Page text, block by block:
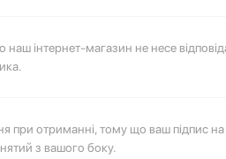
інтернет-магазин не несе
отриманні, тому що ваш підпис на
з вашого боку.